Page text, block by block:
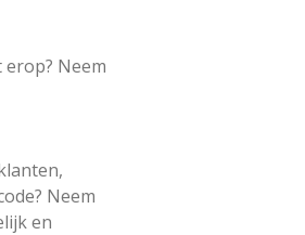
Neem
Neem
en